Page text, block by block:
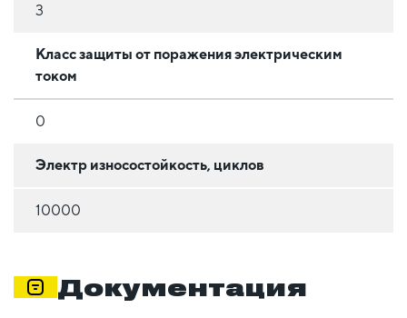
3
Класс защиты от поражения электрическим
током
0
Электр износостойкость, циклов
10000
Документация